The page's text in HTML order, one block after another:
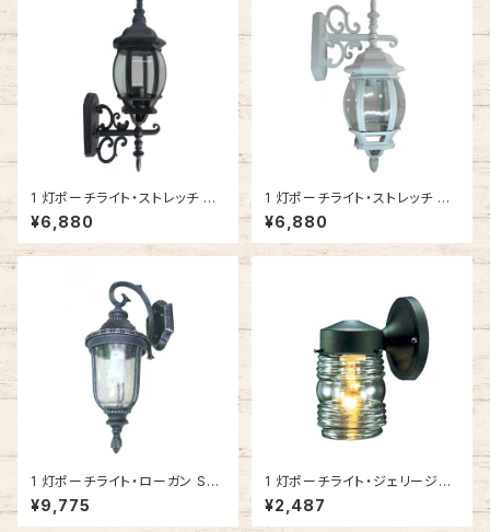
1 灯ポーチライト・ストレッチ BK
(ブラック・上向き) #IM-0032
WU-BK
¥6,880
1 灯ポーチライト・ストレッチ W
H (ホワイト・下向き) #IM-003
2WD-WH
¥6,880
1 灯ポーチライト・ローガン SB
(シルバーブラック・下向き) #IM
-0051WD-SB
¥9,775
1 灯ポーチライト・ジェリージャ
ー BK (ブラック) #502195
¥2,487